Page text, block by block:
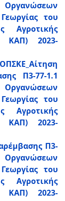
του
Αγροτικής
ΚΑΠ) 2023-
Π3-77-1.1
του
Αγροτικής
ΚΑΠ) 2023-
Π3-
του
Αγροτικής
ΚΑΠ) 2023-